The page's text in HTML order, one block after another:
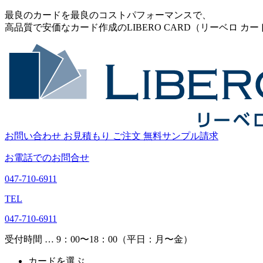
最良のカードを最良のコストパフォーマンスで、
高品質で安価なカード作成のLIBERO CARD（リーベロ カー
お問い合わせ お見積もり ご注文 無料サンプル請求
お電話でのお問合せ
047-710-6911
TEL
047-710-6911
受付時間 … 9：00〜18：00（平日：月〜金）
カードを選ぶ